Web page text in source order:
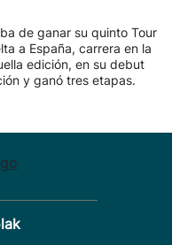
de ganar su quinto Tour
a España, carrera en la
edición, en su debut
y ganó tres etapas.